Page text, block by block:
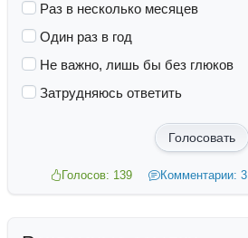
Раз в несколько месяцев
Один раз в год
Не важно, лишь бы без глюков
Затрудняюсь ответить
Голосовать
Голосов: 139 Комментарии: 3